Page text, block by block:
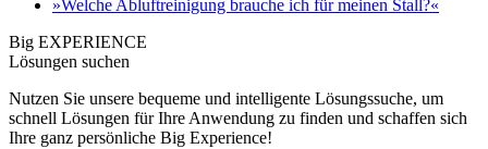
»Welche Abluftreinigung brauche ich für meinen Stall?«
Big EXPERIENCE
Lösungen suchen
Nutzen Sie unsere bequeme und intelligente Lösungssuche, um
schnell Lösungen für Ihre Anwendung zu finden und schaffen sich
Ihre ganz persönliche Big Experience!